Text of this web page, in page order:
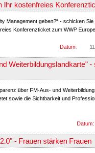
Ihr kostenfreies
Management geben?“ - schicken
Konferenzticket zum WWP
Datum:
Weiterbildungslandkarte" -
über FM-Aus- und
sowie die Sichtbarkeit und
Datum:
- Frauen stärken Frauen